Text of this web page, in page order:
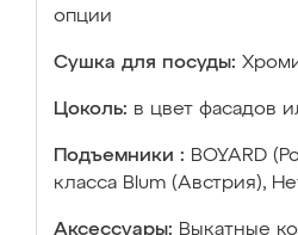
опции
Сушка для посуды:
Цоколь: в цвет фасадов
Подъемники : BOYARD
класса Blum (Австрия),
Аксессуары: Выкатные